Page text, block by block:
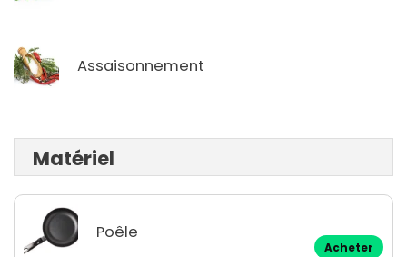
Assaisonnement
Matériel
Poêle
Acheter